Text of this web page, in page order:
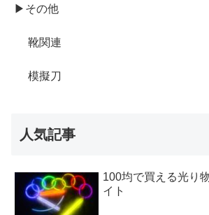
▶その他
靴関連
模擬刀
人気記事
100均で買える光
イト